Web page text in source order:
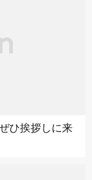
ひ挨拶しに来